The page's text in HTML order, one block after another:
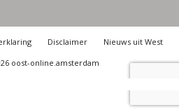
Disclaimer
Nieuws uit West
oost-online.amsterdam